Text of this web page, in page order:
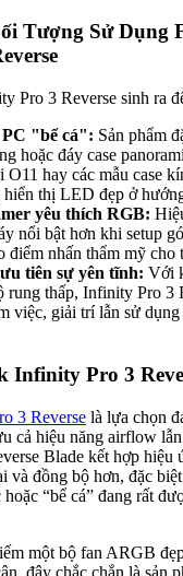
Tượng Sử Dụng
Pro 3 Reverse sinh ra
"bể cá": Sản phẩm
hoặc đáy case
hay các mẫu case
hiển thị LED đẹp ở
yêu thích RGB:
nổi bật hơn khi setup
điểm nhấn thẩm mỹ cho
tiên sự yên tĩnh: Với
rung thấp, Infinity Pro 3
việc, giải trí lẫn sử
3 Reverse là lựa chọn
cả hiệu năng airflow
Blade kết hợp
và đồng bộ hơn, đặc
“bể cá” đang rất
một bộ fan ARGB
đây chắc chắn là sản